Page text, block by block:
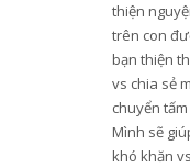
thiện
trên con
bạn thiện
vs chia sẻ
chuyển
Mình sẽ
khó khăn